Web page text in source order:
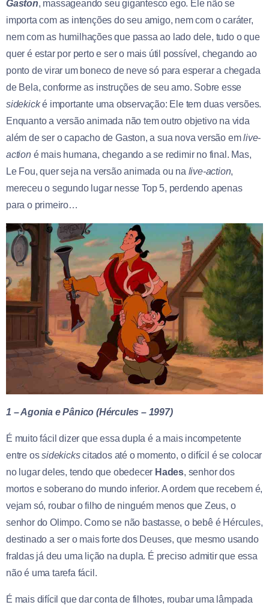
Gaston, massageando seu gigantesco ego. Ele não se
importa com as intenções do seu amigo, nem com o caráter,
nem com as humilhações que passa ao lado dele, tudo o que
quer é estar por perto e ser o mais útil possível, chegando ao
ponto de virar um boneco de neve só para esperar a chegada
de Bela, conforme as instruções de seu amo. Sobre esse
sidekické importante uma observação: Ele tem duas versões.
Enquanto a versão animada não tem outro objetivo na vida
além de ser o capacho de Gaston, a sua nova versão emlive-
actioné mais humana, chegando a se redimir no final. Mas,
Le Fou, quer seja na versão animada ou na live-action,
mereceu o segundo lugar nesse Top 5, perdendo apenas
para o primeiro…
1 – Agonia e Pânico (Hércules – 1997)
É muito fácil dizer que essa dupla é a mais incompetente
entre ossidekickscitados até o momento, o difícil é se colocar
no lugar deles, tendo que obedecer Hades, senhor dos
mortos e soberano do mundo inferior. A ordem que recebem é,
vejam só, roubar o filho de ninguém menos que Zeus, o
senhor do Olimpo. Como se não bastasse, o bebê é Hércules,
destinado a ser o mais forte dos Deuses, que mesmo usando
fraldas já deu uma lição na dupla. É preciso admitir que essa
não é uma tarefa fácil.
É mais difícil que dar conta de filhotes, roubar uma lâmpada